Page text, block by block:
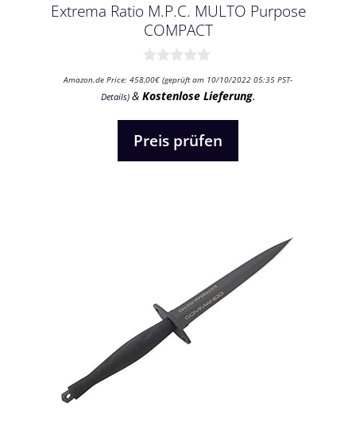
Extrema Ratio M.P.C. MULTO Purpose
COMPACT
v
o
Amazon.de Price: 458,00€ (geprüft am 10/10/2022 05:35 PST-
Details) & Kostenlose Lieferung.
Preis prüfen